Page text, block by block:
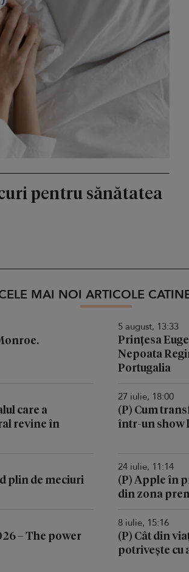
pentru sănătatea
MAI NOI ARTICOLE
5 august, 13:33
Prințesa
Nepoata
Portugalia
care a
revine în
27 iulie, 18:00
(P) Cum
într-un show
plin de meciuri
24 iulie, 11:14
(P) Apple în
din zona
– The power
8 iulie, 15:16
(P) Cât din
potrivește cu